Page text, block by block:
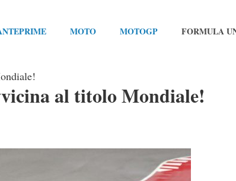
MOTO MOTOGP FORMULA
al titolo Mondiale!